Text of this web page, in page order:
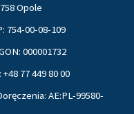
Opole
754-00-08-109
000001732
+48 77 449 80 00
AE:PL-99580-